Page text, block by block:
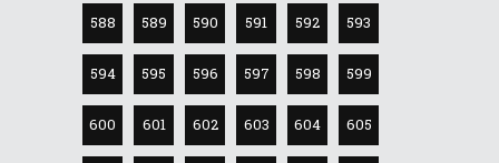
588 589 590 591 592 593
594 595 596 597 598 599
600 601 602 603 604 605